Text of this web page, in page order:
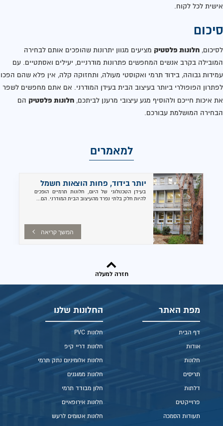
אישית לכל לקוח.
סיכום
לסיכום, חלונות פלסטיק מציעים מגוון יתרונות שהופכים אותם לבחירה
המובילה בקרב אנשים המחפשים פתרונות מודרניים, יעילים ואסתטיים. עם
עמידות גבוהה, בידוד תרמי ואקוסטי מעולה, ותחזוקה קלה, אין פלא שהם הפכו
לפתרון הפופולרי ביותר בעיצוב הבית בעידן המודרני. אם אתם מחפשים לשפר
את איכות חייכם ולהוסיף מגע עיצובי מרענן לביתכם, חלונות פלסטיק הם
הבחירה המושלמת עבורכם.
למאמרים
יותר בידוד, פחות הוצאות חשמל
בעידן הטכנולוגי של היום, חלונות תרמיים הופכים
להיות חלק בלתי נפרד מהעיצוב הבית המודרני. הם...
המשך קריאה
חזרה למעלה
מפת האתר
דף הבית
אודות
חלונות
תריסים
דלתות
פרוייקטים
תעודות הסמכה
החלונות שלנו
חלונות PVC
חלונות דריי קיפ
חלונות אלומיניום נתק תרמי
חלונות ממוגנים
חלון מבודד תרמי
חלונות אירופאיים
חלונות אטומים לרעש